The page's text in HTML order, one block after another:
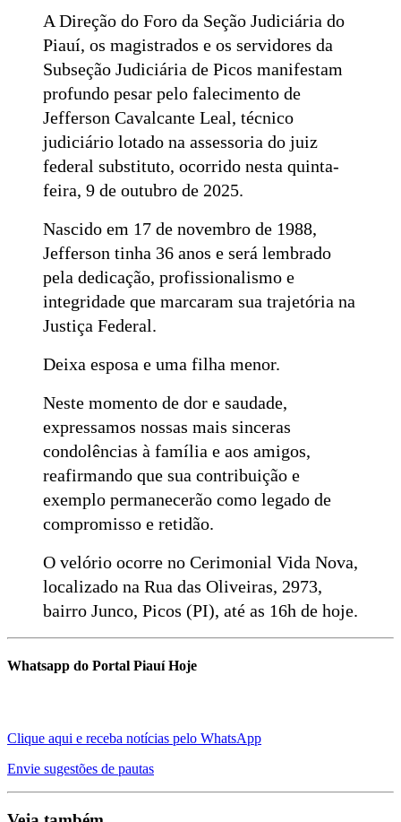
A Direção do Foro da Seção Judiciária do
Piauí, os magistrados e os servidores da
Subseção Judiciária de Picos manifestam
profundo pesar pelo falecimento de
Jefferson Cavalcante Leal, técnico
judiciário lotado na assessoria do juiz
federal substituto, ocorrido nesta quinta-
feira, 9 de outubro de 2025.
Nascido em 17 de novembro de 1988,
Jefferson tinha 36 anos e será lembrado
pela dedicação, profissionalismo e
integridade que marcaram sua trajetória na
Justiça Federal.
Deixa esposa e uma filha menor.
Neste momento de dor e saudade,
expressamos nossas mais sinceras
condolências à família e aos amigos,
reafirmando que sua contribuição e
exemplo permanecerão como legado de
compromisso e retidão.
O velório ocorre no Cerimonial Vida Nova,
localizado na Rua das Oliveiras, 2973,
bairro Junco, Picos (PI), até as 16h de hoje.
Whatsapp do Portal Piauí Hoje
Clique aqui e receba notícias pelo WhatsApp
Envie sugestões de pautas